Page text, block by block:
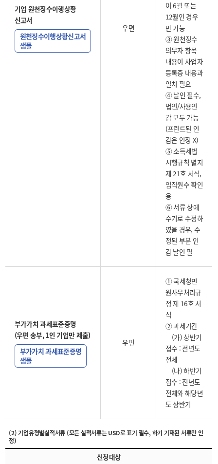
기업 원천징수이행상황
신고서
원천징수이행상황신고서
샘플
우편
이 6월 또는
12월인 경우
만 가능
③ 원천징수
의무자 항목
내용이 사업자
등록증 내용과
일치 필요
④ 날인 필수,
법인/사용인
감 모두 가능
(프린트된 인
감은 인정 X)
⑤ 소득세법
시행규칙 별지
제 21호 서식,
임직원수 확인
용
⑥ 서류 상에
수기로 수정하
였을 경우, 수
정된 부분 인
감 날인 필
부가가치 과세표준증명
(우편 송부, 1인 기업만 제출)
부가가치 과세표준증명
샘플
우편
① 국세청민
원사무처리규
정 제 16호 서
식
② 과세기간
(가) 상반기
접수 : 전년도
전체
(나) 하반기
접수 : 전년도
전체와 해당년
도 상반기
(2) 기업유형별실적서류 (모든 실적서류는 USD로 표기 필수, 하기 기재된 서류만 인
정)
신청대상